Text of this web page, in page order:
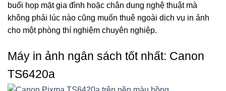
buổi họp mặt gia đình hoặc chân dung nghệ thuật mà
không phải lúc nào cũng muốn thuê ngoài dịch vụ in ảnh
cho một phòng thí nghiệm chuyên nghiệp.
Máy in ảnh ngân sách tốt nhất: Canon
TS6420a